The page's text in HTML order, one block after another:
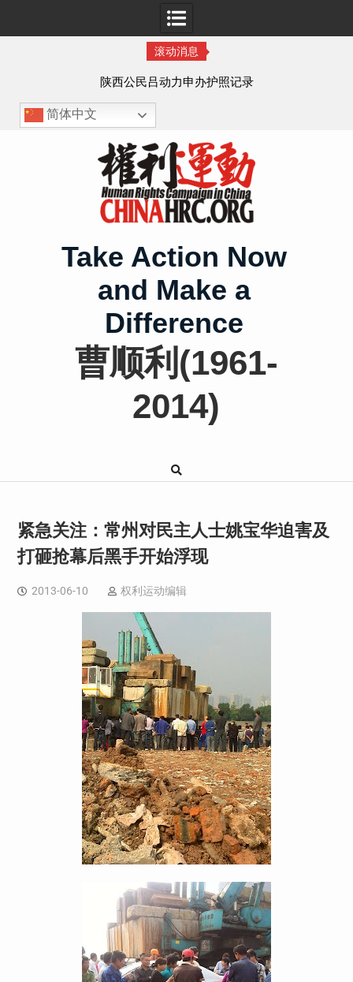
滚动消息
陕西公民吕动力申办护照记录
简体中文
Take Action Now
and Make a
Difference
曹顺利(1961-
2014)
紧急关注：常州对民主人士姚宝华迫害及
打砸抢幕后黑手开始浮现
2013-06-10 权利运动编辑